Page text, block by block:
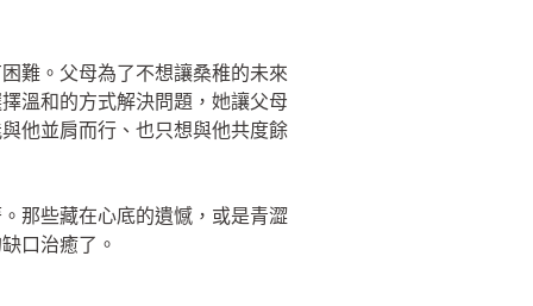
難。父母為了不想讓桑稚的未來
溫和的方式解決問題，她讓父母
他並肩而行、也只想與他共度餘
那些藏在心底的遺憾，或是青澀
口治癒了。